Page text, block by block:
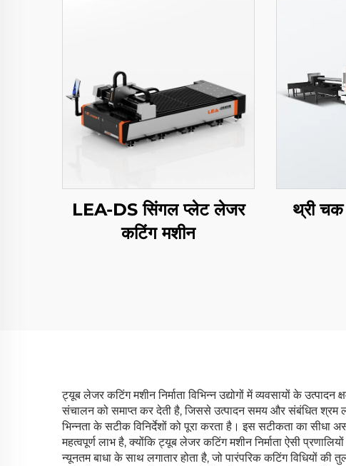
LEA-DS सिंगल प्लेट लेजर
कटिंग मशीन
थ्री
ट्यूब लेजर कटिंग मशीन निर्माता विभिन्न उद्योगों में व्यवसायों के
संचालन को समाप्त कर देती है, जिससे उत्पादन समय और संबंधित श्रम
भिन्नता के सटीक विनिर्देशों को पूरा करता है। इस सटीकता का सीधा
महत्वपूर्ण लाभ है, क्योंकि ट्यूब लेजर कटिंग मशीन निर्माता ऐसी
न्यूनतम बाधा के साथ लगातार होता है, जो पारंपरिक कटिंग विधियों